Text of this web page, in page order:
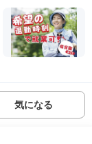
気になる